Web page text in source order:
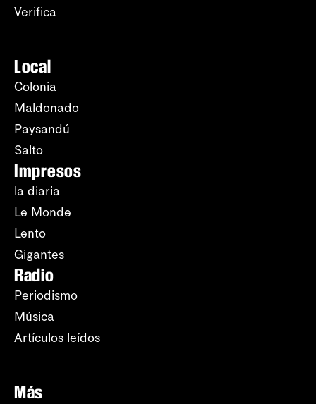
Verifica
Local
Colonia
Maldonado
Paysandú
Salto
Impresos
la diaria
Le Monde
Lento
Gigantes
Radio
Periodismo
Música
Artículos leídos
Más